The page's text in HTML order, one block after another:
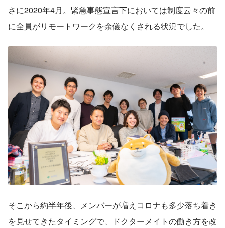
さに2020年4月。緊急事態宣言下においては制度云々の前
に全員がリモートワークを余儀なくされる状況でした。
そこから約半年後、メンバーが増えコロナも多少落ち着き
を見せてきたタイミングで、ドクターメイトの働き方を改